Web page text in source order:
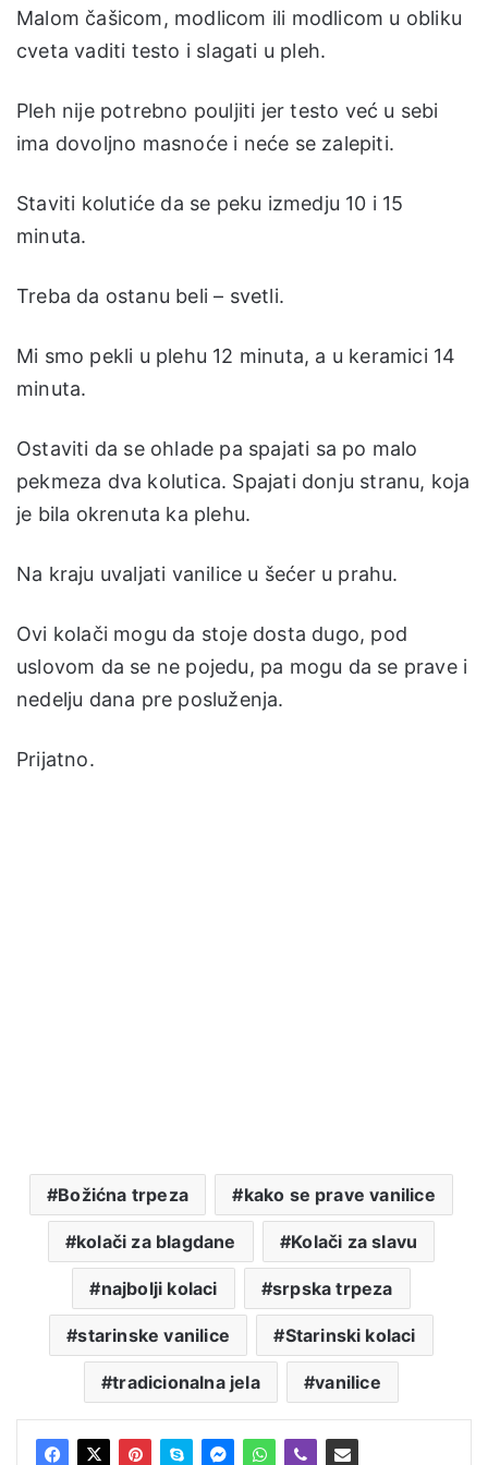
Malom čašicom, modlicom ili modlicom u obliku
cveta vaditi testo i slagati u pleh.
Pleh nije potrebno pouljiti jer testo već u sebi
ima dovoljno masnoće i neće se zalepiti.
Staviti kolutiće da se peku izmedju 10 i 15
minuta.
Treba da ostanu beli – svetli.
Mi smo pekli u plehu 12 minuta, a u keramici 14
minuta.
Ostaviti da se ohlade pa spajati sa po malo
pekmeza dva kolutica. Spajati donju stranu, koja
je bila okrenuta ka plehu.
Na kraju uvaljati vanilice u šećer u prahu.
Ovi kolači mogu da stoje dosta dugo, pod
uslovom da se ne pojedu, pa mogu da se prave i
nedelju dana pre posluženja.
Prijatno.
Božićna trpeza kako se prave vanilice
kolači za blagdane Kolači za slavu
najbolji kolaci srpska trpeza
starinske vanilice Starinski kolaci
tradicionalna jela vanilice